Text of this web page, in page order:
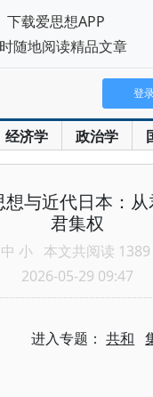
经济学 政治学
登
想与近代日本：
君集权
中 小 本文共阅读 1389
2026-05-29 09:47
进入专题：共和
下载爱思想APP
随地阅读精品文章